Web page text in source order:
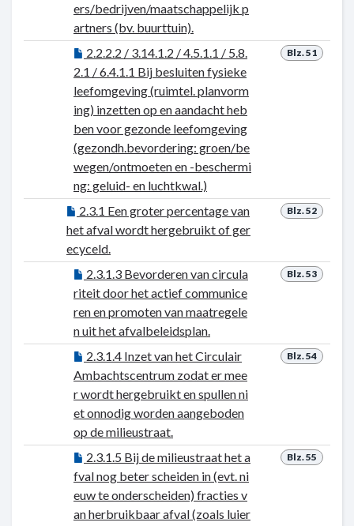
ers/bedrijven/maatschappelijk p
artners (bv. buurttuin).
Blz. 51
2.2.2.2 / 3.14.1.2 / 4.5.1.1 / 5.8.
2.1 / 6.4.1.1 Bij besluiten fysieke
leefomgeving (ruimtel. planvorm
ing) inzetten op en aandacht heb
ben voor gezonde leefomgeving
(gezondh.bevordering: groen/be
wegen/ontmoeten en -beschermi
ng: geluid- en luchtkwal.)
Blz. 52
2.3.1 Een groter percentage van
het afval wordt hergebruikt of ger
ecyceld.
Blz. 53
2.3.1.3 Bevorderen van circula
riteit door het actief communice
ren en promoten van maatregele
n uit het afvalbeleidsplan.
Blz. 54
2.3.1.4 Inzet van het Circulair
Ambachtscentrum zodat er mee
r wordt hergebruikt en spullen ni
et onnodig worden aangeboden
op de milieustraat.
Blz. 55
2.3.1.5 Bij de milieustraat het a
fval nog beter scheiden in (evt. ni
euw te onderscheiden) fracties v
an herbruikbaar afval (zoals luier